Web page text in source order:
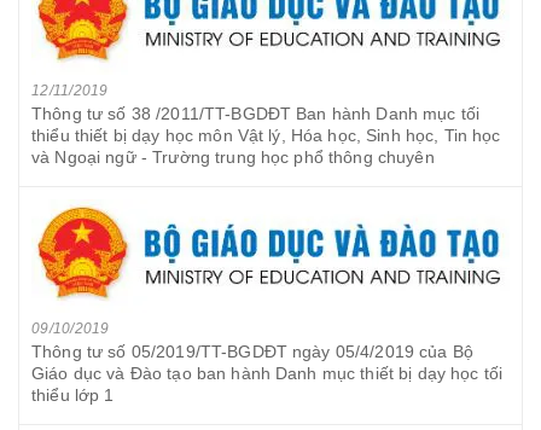
12/11/2019
Thông tư số 38 /2011/TT-BGDĐT Ban hành Danh mục tối
thiểu thiết bị dạy học môn Vật lý, Hóa học, Sinh học, Tin học
và Ngoại ngữ - Trường trung học phổ thông chuyên
09/10/2019
Thông tư số 05/2019/TT-BGDĐT ngày 05/4/2019 của Bộ
Giáo dục và Đào tạo ban hành Danh mục thiết bị dạy học tối
thiểu lớp 1